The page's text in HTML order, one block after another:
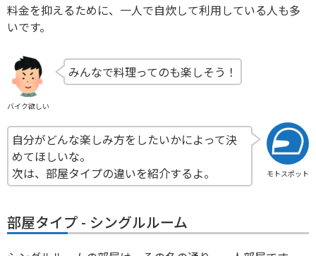
料金を抑えるために、一人で自炊して利用している人も多
いです。
バイク欲しい
みんなで料理ってのも楽しそう！
モトスポット
自分がどんな楽しみ方をしたいかによって決
めてほしいな。
次は、部屋タイプの違いを紹介するよ。
部屋タイプ - シングルルーム